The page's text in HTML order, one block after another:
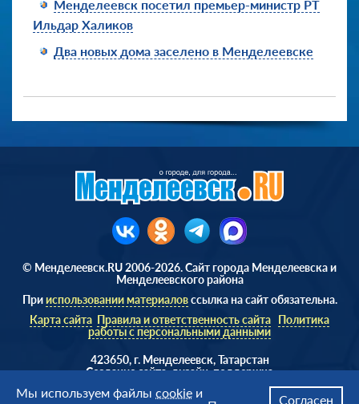
Менделеевск посетил премьер-министр РТ
Ильдар Халиков
Два новых дома заселено в Менделеевске
© Менделеевск.RU 2006-2026. Сайт города Менделеевска и
Менделеевского района
Прииспользовании материаловссылка на сайт обязательна.
Карта сайта Правила и ответственность сайта Политика
работы с персональными данными
423650, г. Менделеевск, Татарстан
Cоздание сайта, дизайн, поддержка
Мы используем файлы cookie и
Согласен